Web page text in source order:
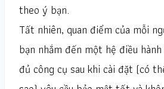
theo ý bạn.
Tất nhiên, quan điểm của mỗi
bạn nhắm đến một hệ điều
đủ công cụ sau khi cài đặt (có